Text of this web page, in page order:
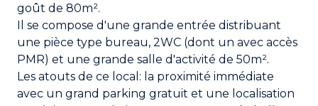
goût de 80m².
Il se compose d'une grande entrée distribuant
une pièce type bureau, 2WC (dont un avec accès
PMR) et une grande salle d'activité de 50m².
Les atouts de ce local: la proximité immédiate
avec un grand parking gratuit et une localisation